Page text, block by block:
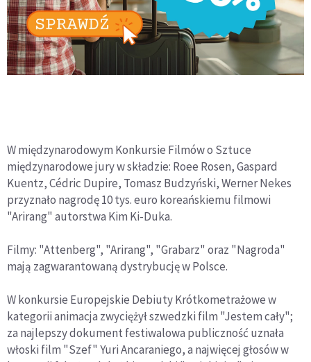
W międzynarodowym Konkursie Filmów o Sztuce
międzynarodowe jury w składzie: Roee Rosen, Gaspard
Kuentz, Cédric Dupire, Tomasz Budzyński, Werner Nekes
przyznało nagrodę 10 tys. euro koreańskiemu filmowi
"Arirang" autorstwa Kim Ki-Duka.
Filmy: "Attenberg", "Arirang", "Grabarz" oraz "Nagroda"
mają zagwarantowaną dystrybucję w Polsce.
W konkursie Europejskie Debiuty Krótkometrażowe w
kategorii animacja zwyciężył szwedzki film "Jestem cały";
za najlepszy dokument festiwalowa publiczność uznała
włoski film "Szef" Yuri Ancaraniego, a najwięcej głosów w